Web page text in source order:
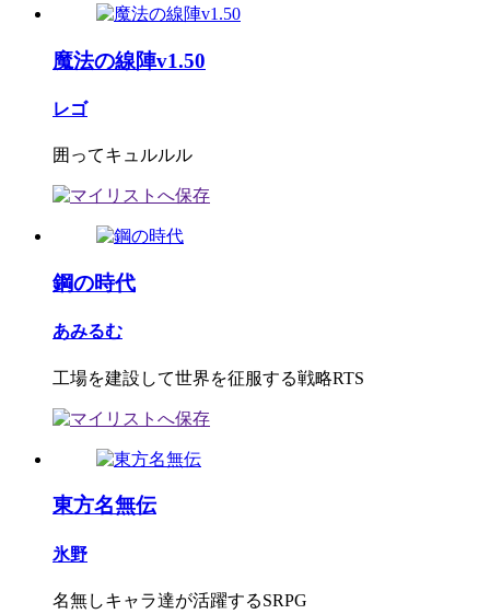
魔法の線陣v1.50
レゴ
囲ってキュルルル
鋼の時代
あみるむ
工場を建設して世界を征服する戦略RTS
東方名無伝
氷野
名無しキャラ達が活躍するSRPG